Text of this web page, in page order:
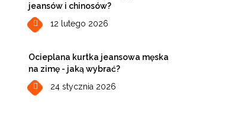
jeansów i chinosów?
12 lutego 2026
Ocieplana kurtka jeansowa męska
na zimę - jaką wybrać?
24 stycznia 2026